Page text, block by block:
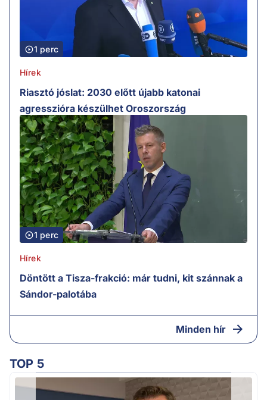
1 perc
Hírek
Riasztó jóslat: 2030 előtt újabb katonai
agresszióra készülhet Oroszország
1 perc
Hírek
Döntött a Tisza-frakció: már tudni, kit szánnak a
Sándor-palotába
Minden hír
TOP 5